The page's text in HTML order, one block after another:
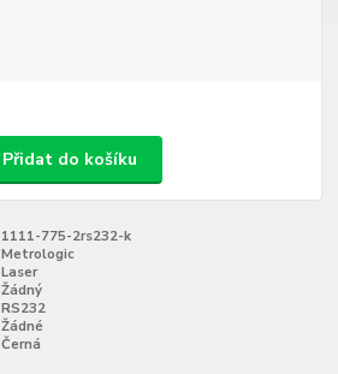
Přidat do košíku
1111-775-2rs232-k
Metrologic
Laser
Žádný
RS232
Žádné
Černá